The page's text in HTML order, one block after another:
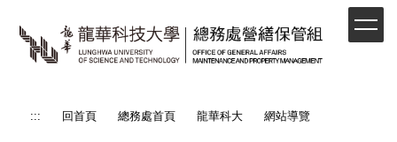
到
::: 回首頁 總務處首頁 龍華科大 網站導覽